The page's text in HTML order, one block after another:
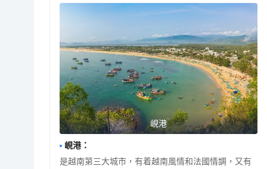
峴港
峴港：
是越南第三大城市，有着越南風情和法國情調，又有